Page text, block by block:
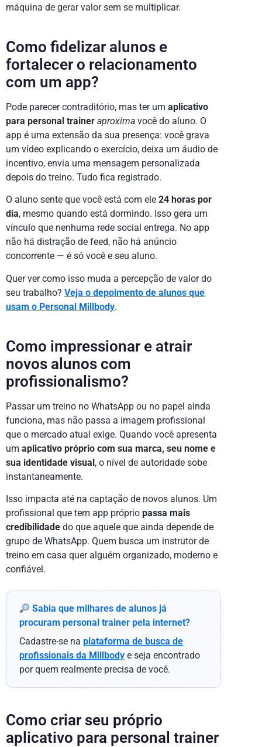
máquina de gerar valor sem se multiplicar.
Como fidelizar alunos e
fortalecer o relacionamento
com um app?
Pode parecer contraditório, mas ter um aplicativo
para personal trainer aproxima você do aluno. O
app é uma extensão da sua presença: você grava
um vídeo explicando o exercício, deixa um áudio de
incentivo, envia uma mensagem personalizada
depois do treino. Tudo fica registrado.
O aluno sente que você está com ele 24 horas por
dia, mesmo quando está dormindo. Isso gera um
vínculo que nenhuma rede social entrega. No app
não há distração de feed, não há anúncio
concorrente — é só você e seu aluno.
Quer ver como isso muda a percepção de valor do
seu trabalho? Veja o depoimento de alunos que
usam o Personal Millbody.
Como impressionar e atrair
novos alunos com
profissionalismo?
Passar um treino no WhatsApp ou no papel ainda
funciona, mas não passa a imagem profissional
que o mercado atual exige. Quando você apresenta
um aplicativo próprio com sua marca, seu nome e
sua identidade visual, o nível de autoridade sobe
instantaneamente.
Isso impacta até na captação de novos alunos. Um
profissional que tem app próprio passa mais
credibilidade do que aquele que ainda depende de
grupo de WhatsApp. Quem busca um instrutor de
treino em casa quer alguém organizado, moderno e
confiável.
Sabia que milhares de alunos já
procuram personal trainer pela internet?
Cadastre-se na plataforma de busca de
profissionais da Millbody e seja encontrado
por quem realmente precisa de você.
Como criar seu próprio
aplicativo para personal trainer